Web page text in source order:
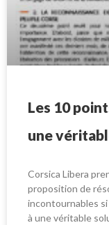
Les 10
une
Corsica Libera
proposition de
incontournables
à une véritable